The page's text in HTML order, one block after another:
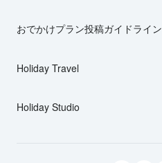
おでかけプラン投稿ガイドライン
Holiday Travel
Holiday Studio